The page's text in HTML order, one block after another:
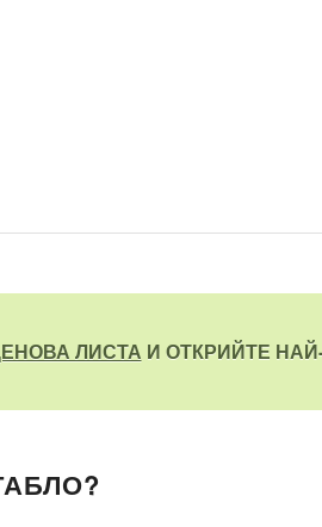
ЛИСТА И ОТКРИЙТЕ